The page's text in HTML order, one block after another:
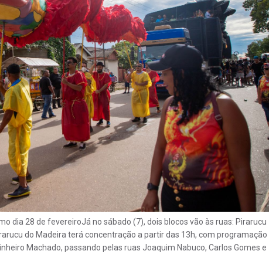
dia 28 de fevereiroJá no sábado (7), dois blocos vão às ruas: Pirarucu
do Madeira terá concentração a partir das 13h, com programação
Machado, passando pelas ruas Joaquim Nabuco, Carlos Gomes e